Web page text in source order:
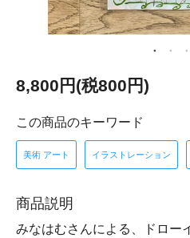
8,800円(税800円)
この商品のキーワード
美術 アート イラストレーション
商品説明
みなはむさんによる、ドロー